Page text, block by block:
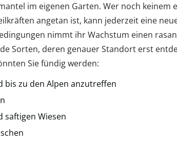
im eigenen Garten. Wer noch keinem
angetan ist, kann jederzeit eine
nimmt ihr Wachstum einen
Sorten, deren genauer Standort erst
Sie fündig werden:
bis zu den Alpen anzutreffen
saftigen Wiesen